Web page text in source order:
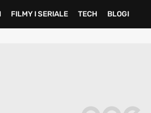
FILMY I SERIALE TECH BLOGI